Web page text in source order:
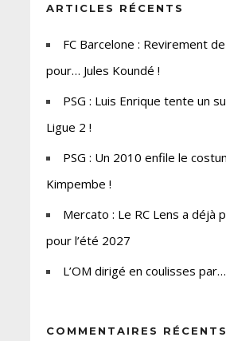
ARTICLES RÉCENTS
FC Barcelone : Revirement
pour… Jules Koundé !
PSG : Luis Enrique tente un
Ligue 2 !
PSG : Un 2010 enfile le
Kimpembe !
Mercato : Le RC Lens a déjà
pour l’été 2027
L’OM dirigé en coulisses
COMMENTAIRES RÉCENTS